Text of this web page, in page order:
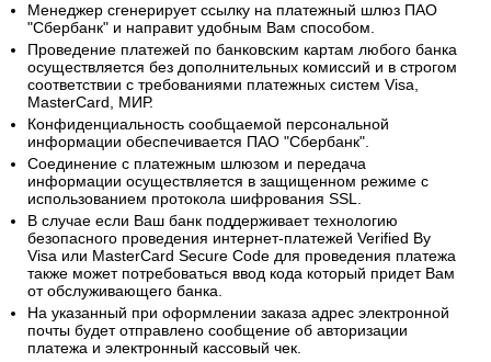
Менеджер сгенерирует ссылку на платежный шлюз ПАО
"Сбербанк" и направит удобным Вам способом.
Проведение платежей по банковским картам любого банка
осуществляется без дополнительных комиссий и в строгом
соответствии с требованиями платежных систем Visa,
MasterCard, МИР.
Конфиденциальность сообщаемой персональной
информации обеспечивается ПАО "Сбербанк".
Соединение с платежным шлюзом и передача
информации осуществляется в защищенном режиме с
использованием протокола шифрования SSL.
В случае если Ваш банк поддерживает технологию
безопасного проведения интернет-платежей Verified By
Visa или MasterCard Secure Code для проведения платежа
также может потребоваться ввод кода который придет Вам
от обслуживающего банка.
На указанный при оформлении заказа адрес электронной
почты будет отправлено сообщение об авторизации
платежа и электронный кассовый чек.